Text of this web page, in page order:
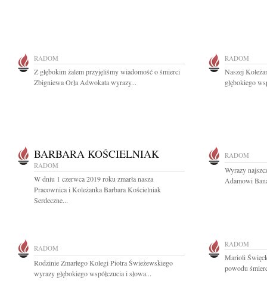
RADOM
Z głębokim żalem przyjęliśmy wiadomość o śmierci
Zbigniewa Orła Adwokata wyrazy...
RADOM
Naszej
głębokiego
BARBARA KOŚCIELNIAK
RADOM
W dniu 1 czerwca 2019 roku zmarła nasza
Pracownica i Koleżanka Barbara Kościelniak
Serdeczne...
RADOM
Wyrazy
Adamowi
RADOM
Rodzinie Zmarłego Kolegi Piotra Świeżewskiego
wyrazy głębokiego współczucia i słowa...
RADOM
Marioli
powodu